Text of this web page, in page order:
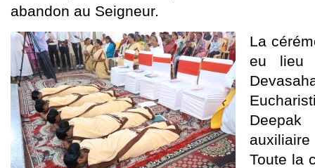
abandon au Seigneur.
La
eu lieu
Toute la